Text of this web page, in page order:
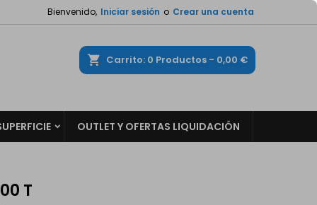
Bienvenido, Iniciar sesión o Crear una cuenta
Carrito 0 Productos - 0,00 €
OUTLET Y OFERTAS LIQUIDACIÓN
T